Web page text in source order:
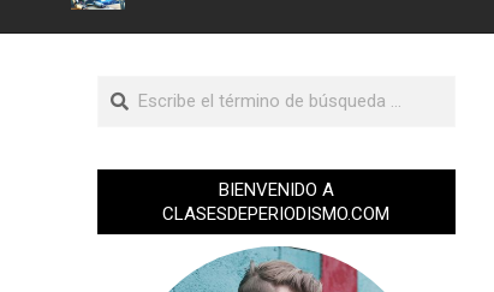
BIENVENIDO A
CLASESDEPERIODISMO.COM